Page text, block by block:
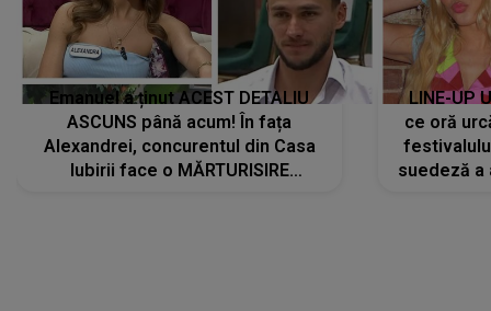
Emanuel a ținut ACEST DETALIU
ASCUNS până acum! În fața
Alexandrei, concurentul din Casa
Iubirii face o MĂRTURISIRE
LINE-UP
ce oră
suedeză a